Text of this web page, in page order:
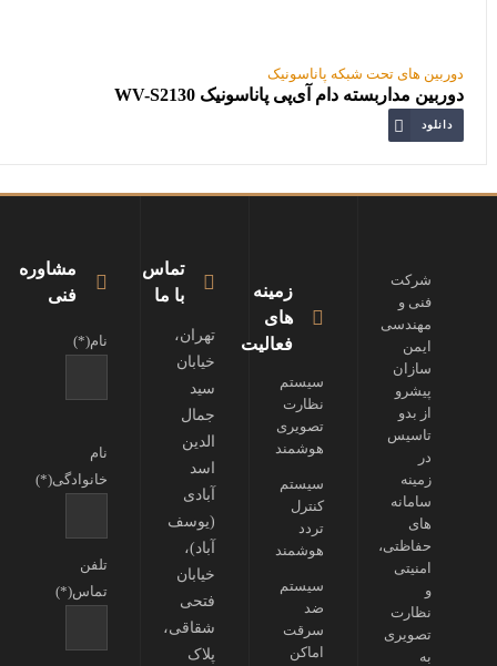
دوربین های تحت شبکه پاناسونیک
دوربین مداربسته دام آی‌پی پاناسونیک WV-S2130
دانلود
مشاوره
فنی
نام(*)
نام
خانوادگی(*)
تلفن
تماس(*)
تماس
با ما
تهران،
خیابان
سید
جمال
الدین
اسد
آبادی
(یوسف
آباد)،
خیابان
فتحی
شقاقی،
پلاک
زمینه
های
فعالیت
سیستم
نظارت
تصویری
هوشمند
سیستم
کنترل
تردد
هوشمند
سیستم
ضد
سرقت
اماکن
شرکت
فنی و
مهندسی
ایمن
سازان
پیشرو
از بدو
تاسیس
در
زمینه
سامانه
های
حفاظتی،
امنیتی
و
نظارت
تصویری
به